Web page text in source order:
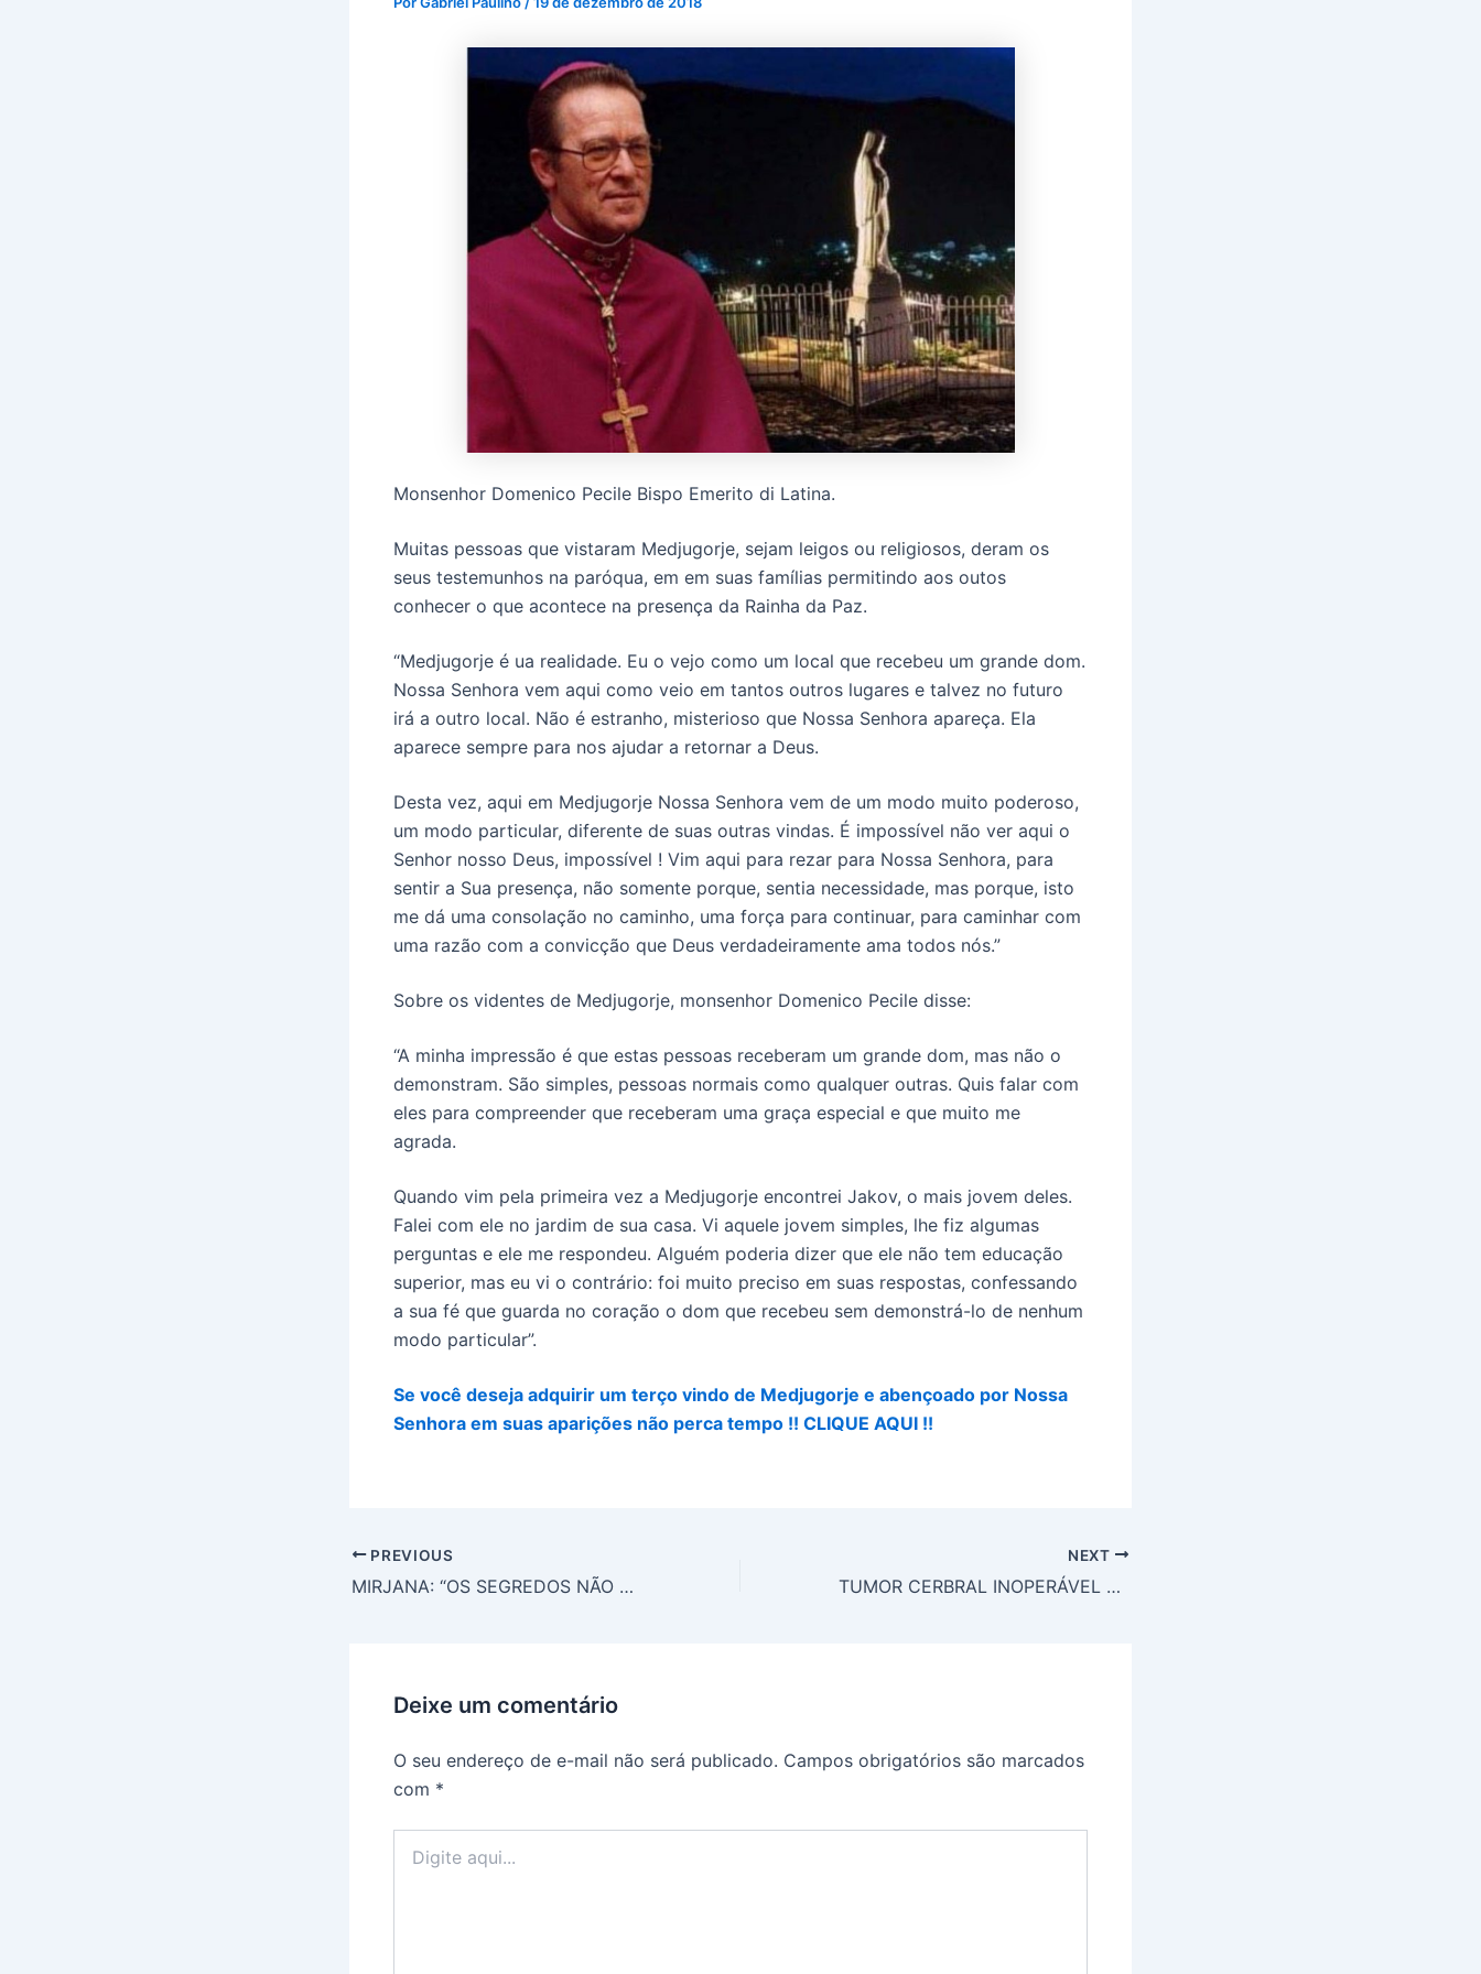
Monsenhor Domenico Pecile Bispo Emerito di Latina.
Muitas pessoas que vistaram Medjugorje, sejam leigos ou religiosos, deram os
seus testemunhos na paróqua, em em suas famílias permitindo aos outos
conhecer o que acontece na presença da Rainha da Paz.
“Medjugorje é ua realidade. Eu o vejo como um local que recebeu um grande dom.
Nossa Senhora vem aqui como veio em tantos outros lugares e talvez no futuro
irá a outro local. Não é estranho, misterioso que Nossa Senhora apareça. Ela
aparece sempre para nos ajudar a retornar a Deus.
Desta vez, aqui em Medjugorje Nossa Senhora vem de um modo muito poderoso,
um modo particular, diferente de suas outras vindas. É impossível não ver aqui o
Senhor nosso Deus, impossível ! Vim aqui para rezar para Nossa Senhora, para
sentir a Sua presença, não somente porque, sentia necessidade, mas porque, isto
me dá uma consolação no caminho, uma força para continuar, para caminhar com
uma razão com a convicção que Deus verdadeiramente ama todos nós.”
Sobre os videntes de Medjugorje, monsenhor Domenico Pecile disse:
“A minha impressão é que estas pessoas receberam um grande dom, mas não o
demonstram. São simples, pessoas normais como qualquer outras. Quis falar com
eles para compreender que receberam uma graça especial e que muito me
agrada.
Quando vim pela primeira vez a Medjugorje encontrei Jakov, o mais jovem deles.
Falei com ele no jardim de sua casa. Vi aquele jovem simples, lhe fiz algumas
perguntas e ele me respondeu. Alguém poderia dizer que ele não tem educação
superior, mas eu vi o contrário: foi muito preciso em suas respostas, confessando
a sua fé que guarda no coração o dom que recebeu sem demonstrá-lo de nenhum
modo particular”.
Se você deseja adquirir um terço vindo de Medjugorje e abençoado por Nossa
Senhora em suas aparições não perca tempo !! CLIQUE AQUI !!
PREVIOUS
MIRJANA: “OS SEGREDOS NÃO PODEM SER MUDADOS”
NEXT
TUMOR CERBRAL INOPERÁVEL DESAPARECE EM MEDJUGORJE
Deixe um comentário
O seu endereço de e-mail não será publicado. Campos obrigatórios são marcados
com *
aqui...